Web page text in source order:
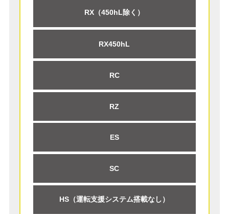
RX（450hL除く）
RX450hL
RC
RZ
ES
SC
HS（運転支援システム搭載なし）